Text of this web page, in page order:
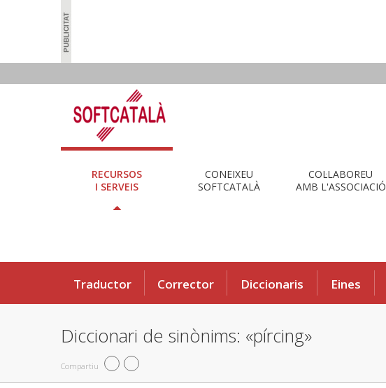
RECURSOS
I SERVEIS
CONEIXEU
SOFTCATALÀ
COL·LABOREU
AMB L'ASSOCIACIÓ
Traductor Corrector Diccionaris Eines
Diccionari de sinònims: «pírcing»
Compartiu